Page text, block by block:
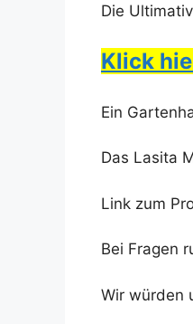
Die
Klick
Ein
Das Lasita
Link zum
Bei Fragen
Wir würden